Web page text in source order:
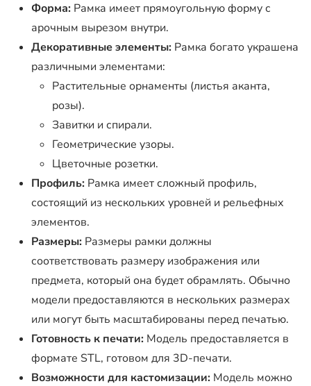
Форма: Рамка имеет прямоугольную форму с
арочным вырезом внутри.
Декоративные элементы: Рамка богато украшена
различными элементами:
Растительные орнаменты (листья аканта,
розы).
Завитки и спирали.
Геометрические узоры.
Цветочные розетки.
Профиль: Рамка имеет сложный профиль,
состоящий из нескольких уровней и рельефных
элементов.
Размеры: Размеры рамки должны
соответствовать размеру изображения или
предмета, который она будет обрамлять. Обычно
модели предоставляются в нескольких размерах
или могут быть масштабированы перед печатью.
Готовность к печати: Модель предоставляется в
формате STL, готовом для 3D-печати.
Возможности для кастомизации: Модель можно